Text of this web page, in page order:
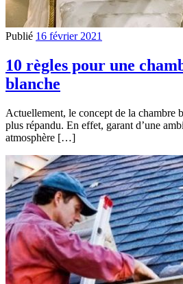
Publié 16 février 2021
10 règles pour une
blanche
Actuellement, le concept de la chambre
plus répandu. En effet, garant d’une
atmosphère […]